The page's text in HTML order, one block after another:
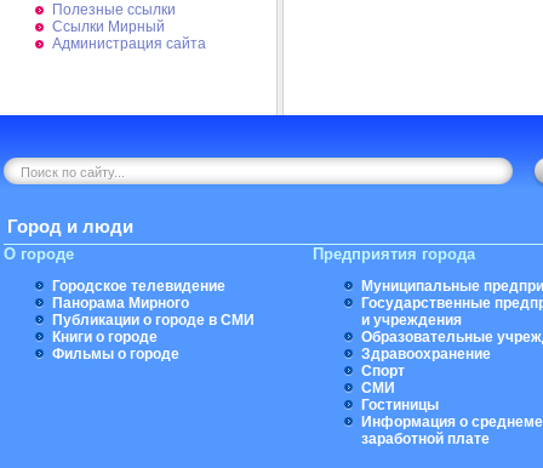
Полезные ссылки
Ссылки Мирный
Администрация сайта
Город и люди
О городе
Городское телевидение
Панорама Мирного
Публикации о городе в СМИ
Книги о городе
Фильмы о городе
Предприятия города
Муниципальные
Государственные
и учреждения
Образовательные
Здравоохранение
Спорт
СМИ
Гостиницы
Информация о
заработной плате